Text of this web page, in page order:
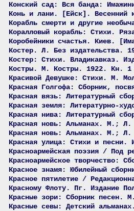
Конский сад: Вся банда:
Конь и лани. [Ейск]. Весенний
Корабль смерти и другие
Коралловый корабль: Стихи.
Коробейники счастья. Киев.
Костер. Л. Без издательства.
Костер: Стихи. Владикавказ.
Костры. М. Костры. 1922. Кн. 1
Красивой Девушке: Стихи. М.
Красная Голгофа: Сборник,
Красная вязь: Литературный
Красная земля: Литературно-
Красная нива: Литературный
Красная новь: Альманах. М.;
Красная новь: Альманах. М.;
Красная улица: Стихи и песни.
Красноармейская поэзия / Под
Красноармейское творчество:
Красное знамя: Юбилейный
Красное пятилетие /
Красному Флоту. Пг. Издание
Красные зори: Сборник песен.
Красные севы: Детский